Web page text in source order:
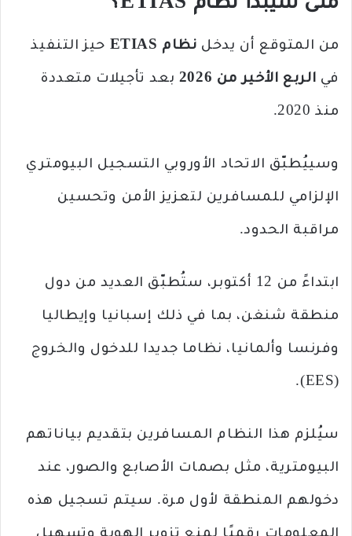
متى سيبدأ نظام ETIAS؟
من المتوقع أن يدخل نظام ETIAS حيز التنفيذ
في الربع الأخير من 2026 بعد تأجيلات متعددة
منذ 2020.
وسييُطبّق الاتحاد الأوروبي التسجيل البيومتري
الإلزامي للمسافرين لتعزيز الأمن وتحسين
مراقبة الحدود.
ابتداءً من 12 أكتوبر، ستُطبّق العديد من دول
منطقة شنغن، بما في ذلك إسبانيا وإيطاليا
وفرنسا وألمانيا، نظاما جديدا للدخول والخروج
(EES).
سيُلزم هذا النظام المسافرين بتقديم بياناتهم
البيومترية، مثل بصمات الأصابع والصور، عند
دخولهم المنطقة لأول مرة. سيتم تسجيل هذه